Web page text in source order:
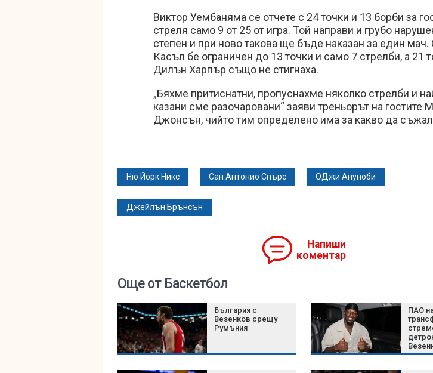
Виктор Уембаняма се отчете с 24 точки и 13 борби за
стреля само 9 от 25 от игра. Той направи и грубо
степен и при ново такова ще бъде наказан за един мач.
Касъл бе ограничен до 13 точки и само 7 стрелби, а 21
Дилън Харпър също не стигнаха.
„Бяхме притиснатни, пропуснахме няколко стрелби и
казани сме разочаровани“ заяви треньорът на гостите
Джонсън, чийто тим определено има за какво да
Ню Йорк Никс Сан Антонио Спърс ОДжи Ануноби
Джейлън Брънсън
Напиши
коментар
Още от Баскетбол
България с
Везенков срещу
Румъния
ПАО
око: